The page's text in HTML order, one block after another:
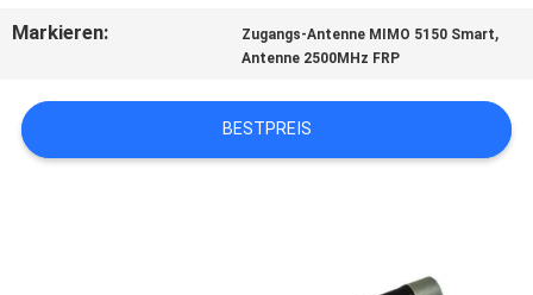
FÄLLE
Markieren: Zugangs-Antenne MIMO 5150 Smart,
Antenne 2500MHz FRP
BESTPREIS